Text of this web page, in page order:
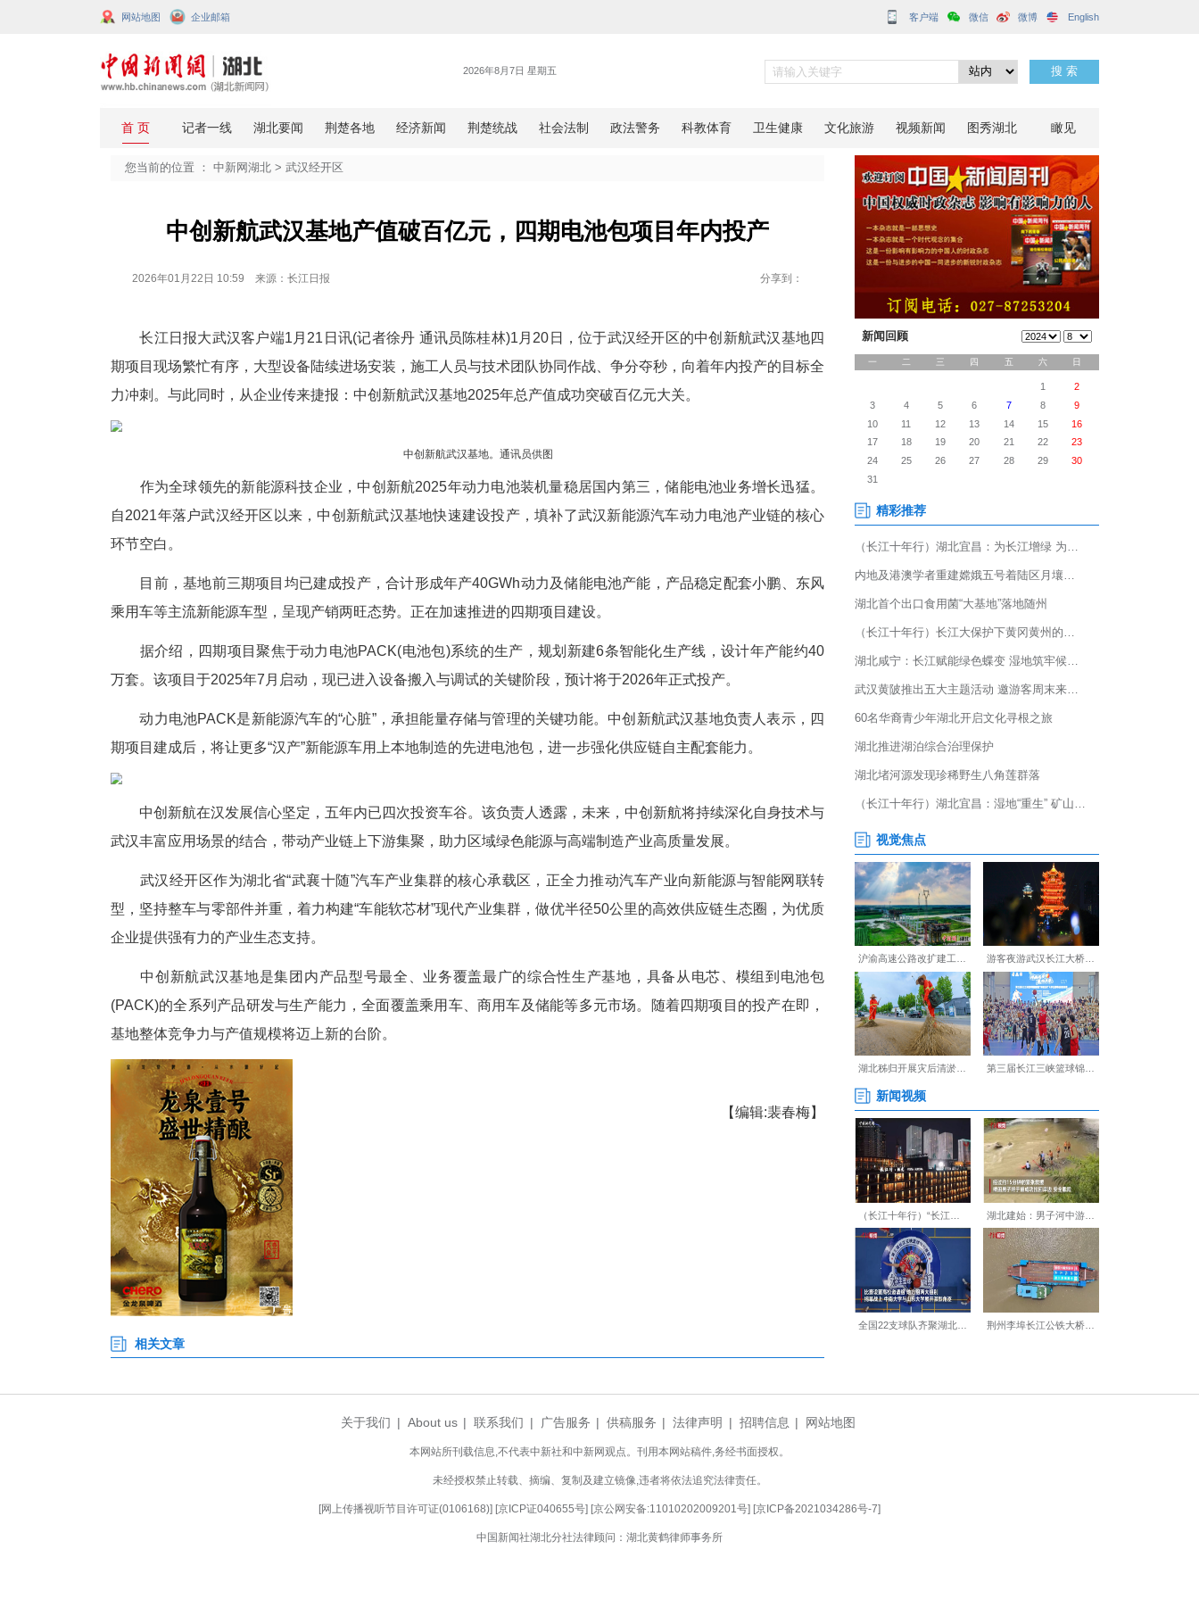
网站地图
中创新航武汉基地产值破百亿元，四期电池包项目年内投产
2026年01月22日 10:59 来源：长江日报
长江日报大武汉客户端1月21日讯(记者徐丹 通讯员陈桂林)1月20日，位于武汉经开区的中创新航武汉基地四
期项目现场繁忙有序，大型设备陆续进场安装，施工人员与技术团队协同作战、争分夺秒，向着年内投产的目标全
力冲刺。与此同时，从企业传来捷报：中创新航武汉基地2025年总产值成功突破百亿元大关。
作为全球领先的新能源科技企业，中创新航2025年动力电池装机量稳居国内第三，储能电池业务增长迅猛。
自2021年落户武汉经开区以来，中创新航武汉基地快速建设投产，填补了武汉新能源汽车动力电池产业链的核心
环节空白。
目前，基地前三期项目均已建成投产，合计形成年产40GWh动力及储能电池产能，产品稳定配套小鹏、东风
据介绍，四期项目聚焦于动力电池PACK(电池包)系统的生产，规划新建6条智能化生产线，设计年产能约40
万套。该项目于2025年7月启动，现已进入设备搬入与调试的关键阶段，预计将于2026年正式投产。
动力电池PACK是新能源汽车的“心脏”，承担能量存储与管理的关键功能。中创新航武汉基地负责人表示，四
期项目建成后，将让更多“汉产”新能源车用上本地制造的先进电池包，进一步强化供应链自主配套能力。
中创新航在汉发展信心坚定，五年内已四次投资车谷。该负责人透露，未来，中创新航将持续深化自身技术与
武汉丰富应用场景的结合，带动产业链上下游集聚，助力区域绿色能源与高端制造产业高质量发展。
武汉经开区作为湖北省“武襄十随”汽车产业集群的核心承载区，正全力推动汽车产业向新能源与智能网联转
型，坚持整车与零部件并重，着力构建“车能软芯材”现代产业集群，做优半径50公里的高效供应链生态圈，为优质
企业提供强有力的产业生态支持。
中创新航武汉基地是集团内产品型号最全、业务覆盖最广的综合性生产基地，具备从电芯、模组到电池包
(PACK)的全系列产品研发与生产能力，全面覆盖乘用车、商用车及储能等多元市场。随着四期项目的投产在即，
基地整体竞争力与产值规模将迈上新的台阶。
【编辑:裴春梅】